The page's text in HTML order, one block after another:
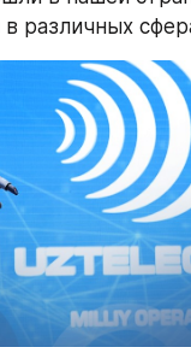
различных